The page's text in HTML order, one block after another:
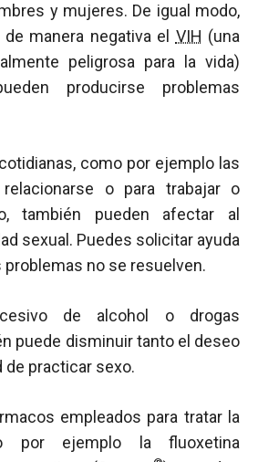
y mujeres. De igual modo,
manera negativa el VIH (una
peligrosa para la vida)
producirse problemas
como por ejemplo las
o para trabajar o
también pueden afectar al
sexual. Puedes solicitar ayuda
no se resuelven.
de alcohol o drogas
puede disminuir tanto el deseo
de practicar sexo.
empleados para tratar la
por ejemplo la fluoxetina